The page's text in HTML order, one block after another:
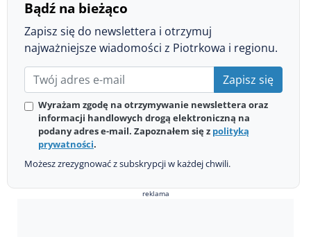
Bądź na bieżąco
Zapisz się do newslettera i otrzymuj
najważniejsze wiadomości z Piotrkowa i regionu.
Zapisz się
Wyrażam zgodę na otrzymywanie newslettera oraz
informacji handlowych drogą elektroniczną na
podany adres e-mail. Zapoznałem się z polityką
prywatności.
Możesz zrezygnować z subskrypcji w każdej chwili.
reklama